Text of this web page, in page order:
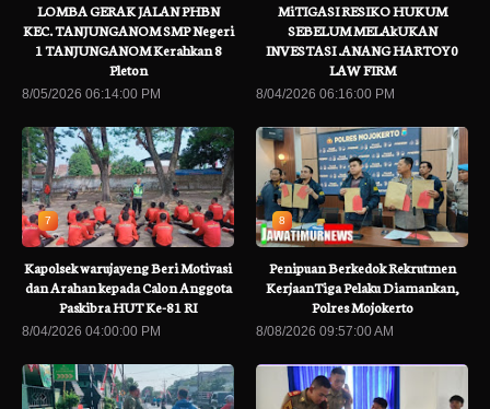
LOMBA GERAK JALAN PHBN
KEC. TANJUNGANOM SMP Negeri
1 TANJUNGANOM Kerahkan 8
Pleton
8/05/2026 06:14:00 PM
MiTIGASI RESIKO HUKUM
SEBELUM MELAkUKAN
INVESTASI .ANANG HARTOY0
LAW FIRM
8/04/2026 06:16:00 PM
7
Kapolsek warujayeng Beri Motivasi
dan Arahan kepada Calon Anggota
Paskibra HUT Ke-81 RI
8/04/2026 04:00:00 PM
8
Penipuan Berkedok Rekrutmen
KerjaanTiga Pelaku Diamankan,
Polres Mojokerto
8/08/2026 09:57:00 AM